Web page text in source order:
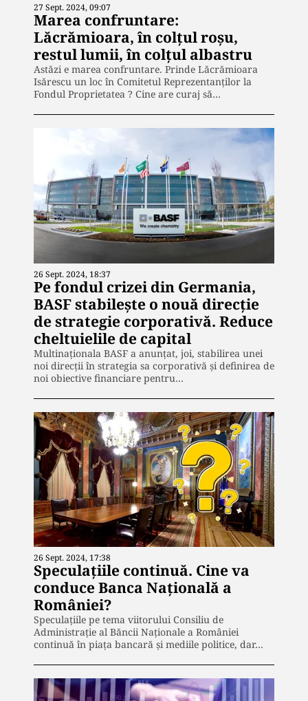
27 Sept. 2024, 09:07
Marea confruntare:
Lăcrămioara, în colțul roșu,
restul lumii, în colțul albastru
Astăzi e marea confruntare. Prinde Lăcrămioara
Isărescu un loc în Comitetul Reprezentanților la
Fondul Proprietatea ? Cine are curaj să…
26 Sept. 2024, 18:37
Pe fondul crizei din Germania,
BASF stabilește o nouă direcție
de strategie corporativă. Reduce
cheltuielile de capital
Multinaționala BASF a anunțat, joi, stabilirea unei
noi direcții în strategia sa corporativă și definirea de
noi obiective financiare pentru…
26 Sept. 2024, 17:38
Speculațiile continuă. Cine va
conduce Banca Națională a
României?
Speculațiile pe tema viitorului Consiliu de
Administrație al Băncii Naționale a României
continuă în piața bancară și mediile politice, dar…